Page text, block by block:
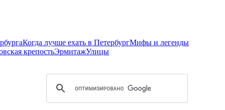
Когда лучше ехать в ПетербургМифы и легенды
крепостьЭрмитажУлицы